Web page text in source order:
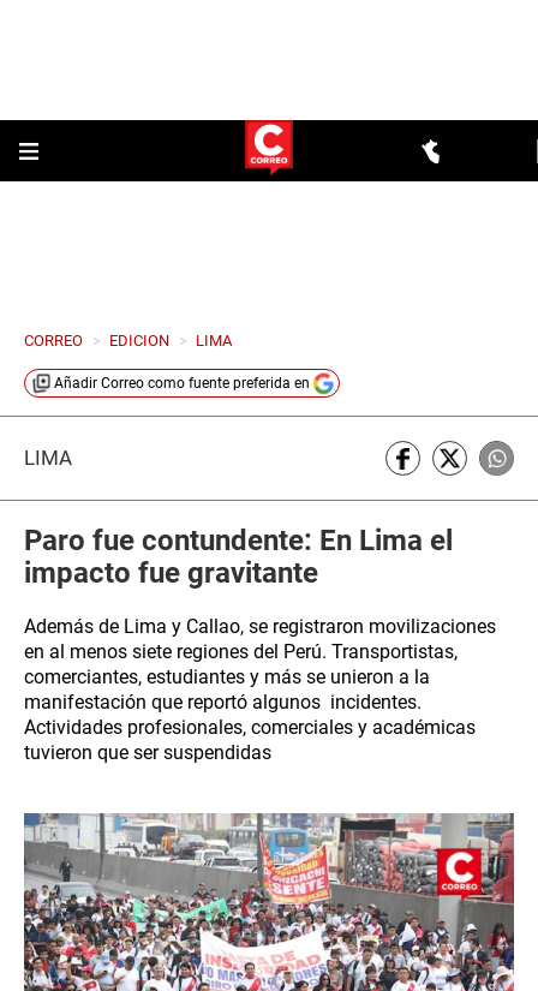
CORREO > EDICION > LIMA
Añadir Correo como fuente preferida en
LIMA
Paro fue contundente: En Lima el
impacto fue gravitante
Además de Lima y Callao, se registraron movilizaciones
en al menos siete regiones del Perú. Transportistas,
comerciantes, estudiantes y más se unieron a la
manifestación que reportó algunos incidentes.
Actividades profesionales, comerciales y académicas
tuvieron que ser suspendidas